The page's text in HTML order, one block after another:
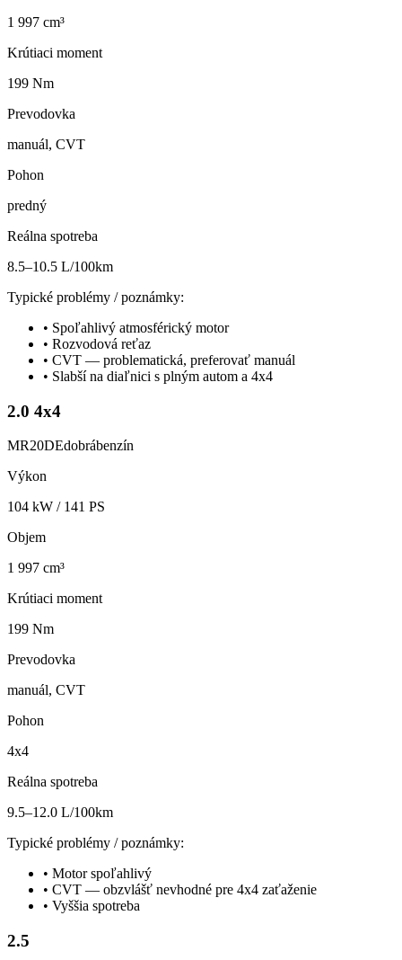
1 997 cm³
Krútiaci moment
199 Nm
Prevodovka
manuál, CVT
Pohon
predný
Reálna spotreba
8.5–10.5 L/100km
Typické problémy / poznámky:
• Spoľahlivý atmosférický motor
• Rozvodová reťaz
• CVT — problematická, preferovať manuál
• Slabší na diaľnici s plným autom a 4x4
2.0 4x4
MR20DEdobrábenzín
Výkon
104 kW / 141 PS
Objem
1 997 cm³
Krútiaci moment
199 Nm
Prevodovka
manuál, CVT
Pohon
4x4
Reálna spotreba
9.5–12.0 L/100km
Typické problémy / poznámky:
• Motor spoľahlivý
• CVT — obzvlášť nevhodné pre 4x4 zaťaženie
• Vyššia spotreba
2.5